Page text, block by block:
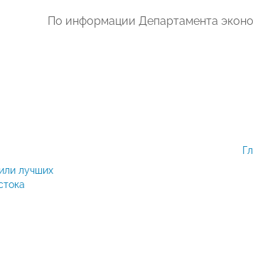
По информации Департамента
лучших